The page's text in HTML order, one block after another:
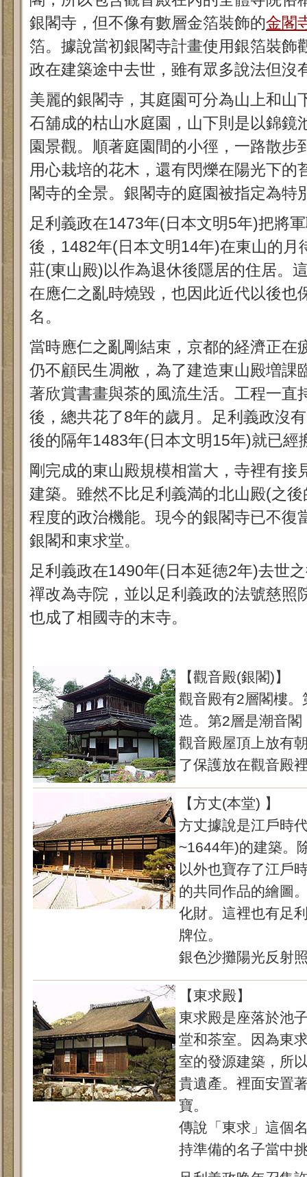
銀閣寺，但不像有數層金箔裝飾的金閣
箔。據說當初銀閣寺計畫使用銀箔裝飾
政在建築途中去世，雖有眾多說法但沒
美麗的銀閣寺，其庭園可分為山上和山
石舖成的枯山水庭園，山下則是以錦鏡
園景觀。順著庭園間的小徑，一路散步
用心栽培的花木，還有閃爍在陽光下的
閣寺的全景。銀閣寺的庭園被指定為特
足利義政在1473年(日本文明5年)把將
後，1482年(日本文明14年)在東山的月
莊(東山殿)以作為退休後隱居的住居。
在應仁之亂時燒毀，也因此近代以後也
名。
當時應仁之亂剛結束，京都的経濟正在
仍不顧民生凋敝，為了建造東山殿増課
著欣賞書畫與茶的風流生活。工程一直
後，總共花了8年的歲月。足利義政沒
後的隔年1483年(日本文明15年)就已經
剛完成的東山殿規模相當大，寺裡有接
建築。雖然不比足利義満的北山殿(之
程度的政治機能。現今的銀閣寺已不復
銀閣和東求堂。
足利義政在1490年(日本延徳2年)去世
禪改為寺院，並以足利義政的法號慈照
也成了相國寺的末寺。
【觀音殿(銀閣)】
觀音殿有2層閣樓
造。第2層是潮音
觀音殿屋頂上放有
了保護放在觀音殿
【方丈(本堂) 】
方丈據說是江戶時
~1644年)的建築。
以外也寶存了江戶
的共同作品的繪圖
化財。這裡也有足
牌位。
銀色沙攤陽光反射
【東求殿】
東求殿是座落於池
堂和茶室。因為東
室的發源建築，所
貴遺產。裡面安置
寶。
傳說「東求」這個
持準備的名子當中